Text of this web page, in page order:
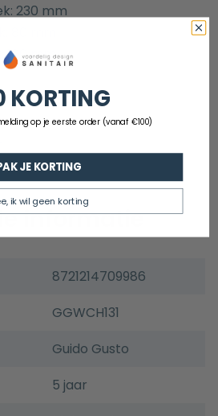
230 mm
100 mm
informatie
8721214709986
GGWCH131
Guido Gusto
5 jaar
KORTING
op je eerste order (vanaf €100)
JE KORTING
ik wil geen korting